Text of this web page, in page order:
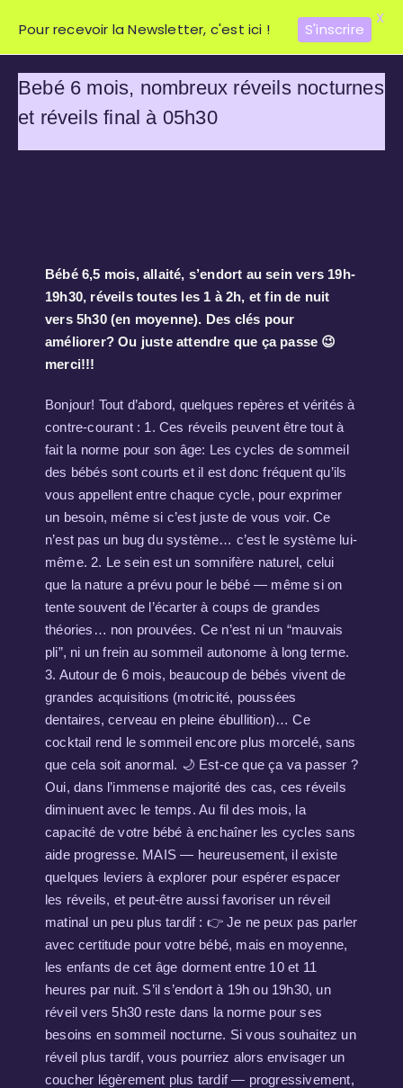
Bebé 6 mois, nombreux réveils nocturnes
et réveils final à 05h30
Bébé 6,5 mois, allaité, s’endort au sein vers 19h-
19h30, réveils toutes les 1 à 2h, et fin de nuit
vers 5h30 (en moyenne). Des clés pour
améliorer? Ou juste attendre que ça passe 😉
merci!!!
Bonjour! Tout d’abord, quelques repères et vérités à
contre-courant : 1. Ces réveils peuvent être tout à
fait la norme pour son âge: Les cycles de sommeil
des bébés sont courts et il est donc fréquent qu’ils
vous appellent entre chaque cycle, pour exprimer
un besoin, même si c’est juste de vous voir. Ce
n’est pas un bug du système… c’est le système lui-
même. 2. Le sein est un somnifère naturel, celui
que la nature a prévu pour le bébé — même si on
tente souvent de l’écarter à coups de grandes
théories… non prouvées. Ce n’est ni un “mauvais
pli”, ni un frein au sommeil autonome à long terme.
3. Autour de 6 mois, beaucoup de bébés vivent de
grandes acquisitions (motricité, poussées
dentaires, cerveau en pleine ébullition)… Ce
cocktail rend le sommeil encore plus morcelé, sans
que cela soit anormal. 🌙 Est-ce que ça va passer ?
Oui, dans l’immense majorité des cas, ces réveils
diminuent avec le temps. Au fil des mois, la
capacité de votre bébé à enchaîner les cycles sans
aide progresse. MAIS — heureusement, il existe
quelques leviers à explorer pour espérer espacer
les réveils, et peut-être aussi favoriser un réveil
matinal un peu plus tardif : 👉 Je ne peux pas parler
avec certitude pour votre bébé, mais en moyenne,
les enfants de cet âge dorment entre 10 et 11
heures par nuit. S’il s’endort à 19h ou 19h30, un
réveil vers 5h30 reste dans la norme pour ses
besoins en sommeil nocturne. Si vous souhaitez un
réveil plus tardif, vous pourriez alors envisager un
coucher légèrement plus tardif — progressivement,
Pour recevoir la Newsletter, c'est ici ! S'inscrire
X